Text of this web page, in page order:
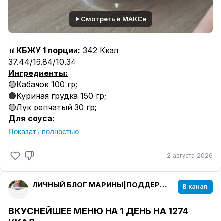
Смотреть в МАКСе
📊КБЖУ 1 порции: 342 Ккал
37.44/16.84/10.34
Ингредиенты:
🟢Кабачок 100 гр;
🟢Куриная грудка 150 гр;
🟢Лук репчатый 30 гр;
Для соуса:
🟢Сливки 10% 70 гр;
На гарнир:
Для основы я беру куриную грудку, кабачок и
немного лука. Отправляю всё в блендер,
любимую приправу для гриля. Измельчаю до
Показать полностью
2 августа 2026
ЛИЧНЫЙ БЛОГ МАРИНЫ|ПОДДЕРЖКА В ПОХУДЕНИИ В канал
ВКУСНЕЙШЕЕ МЕНЮ НА 1 ДЕНЬ НА 1274